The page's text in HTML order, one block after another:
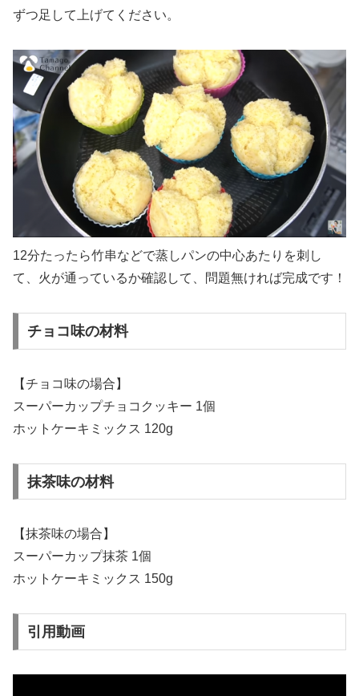
ずつ足して上げてください。
12分たったら竹串などで蒸しパンの中心あたりを刺し
て、火が通っているか確認して、問題無ければ完成です！
チョコ味の材料
【チョコ味の場合】
スーパーカップチョコクッキー 1個
ホットケーキミックス 120g
抹茶味の材料
【抹茶味の場合】
スーパーカップ抹茶 1個
ホットケーキミックス 150g
引用動画